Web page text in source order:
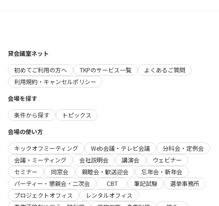
貸会議室ネット
初めてご利用の方へ
TKPのサービス一覧
よくあるご質問
利用規約・キャンセルポリシー
会場を探す
条件から探す
トピックス
会場の使い方
キックオフミーティング
Web会議・テレビ会議
分科会・定例会
会議・ミーティング
会社説明会 講演会
ウェビナー
セミナー
同窓会 親睦会・歓送迎会
忘年会・新年会
パーティー・懇親会・二次会
CBT 筆記試験
選挙事務所
プロジェクトオフィス
レンタルオフィス